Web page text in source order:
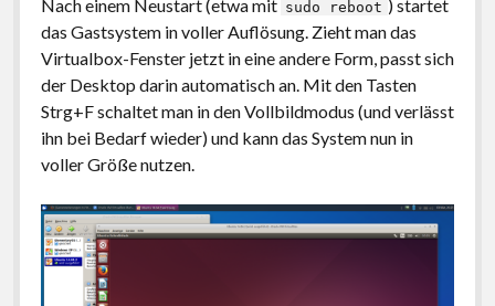
Nach einem Neustart (etwa mit sudo reboot ) startet
das Gastsystem in voller Auflösung. Zieht man das
Virtualbox-Fenster jetzt in eine andere Form, passt sich
der Desktop darin automatisch an. Mit den Tasten
Strg+F schaltet man in den Vollbildmodus (und verlässt
ihn bei Bedarf wieder) und kann das System nun in
voller Größe nutzen.